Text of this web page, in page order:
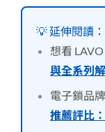
💡 延伸閱讀
想看
與全系列
電子鎖品
推薦評比